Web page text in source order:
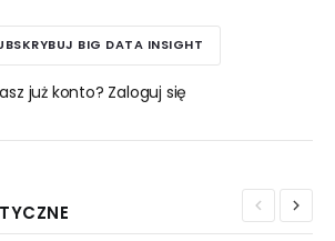
BIG DATA INSIGHT
już konto? Zaloguj się